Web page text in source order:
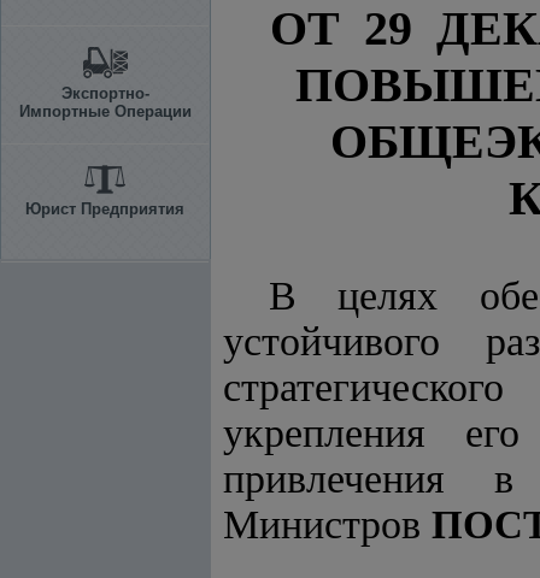
Экспортно-
Импортные Операции
Юрист Предприятия
ОТ 29
В целях
устойчивого
укрепления
привлечения
Министров